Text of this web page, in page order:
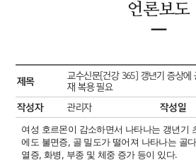
언론보도
ㅡ
제목
교수신문[건강 365] 갱년기 증상에
재 복용 필요
작성자 관리자 작성일
여성 호르몬이 감소하면서 나타나는 갱년기
에도 불면증, 골 밀도가 떨어져 나타나는 골
열증, 화병, 부종 및 체중 증가 등이 있다.